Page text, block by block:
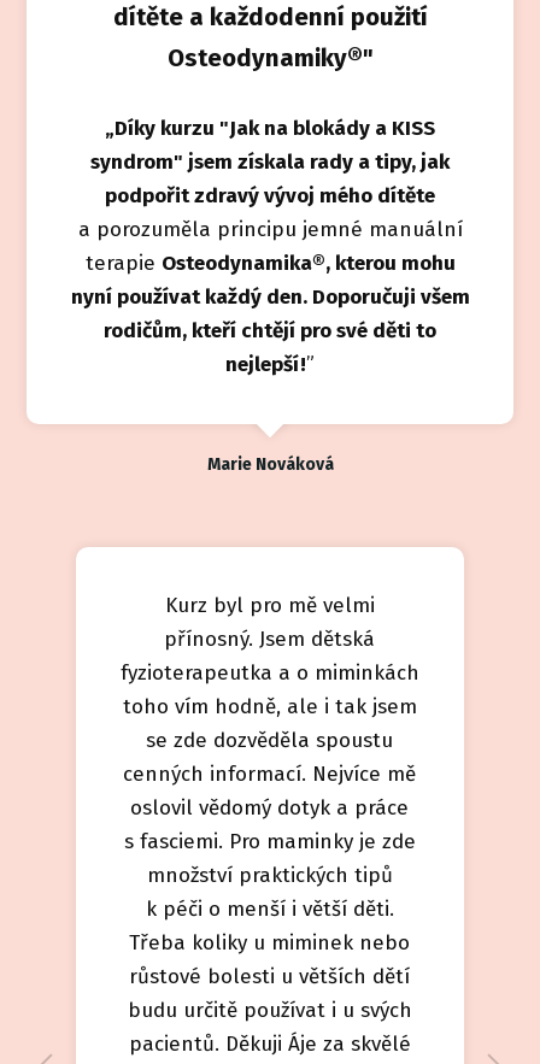
dítěte a každodenní použití
Osteodynamiky®"
„Díky kurzu "Jak na blokády a KISS
syndrom" jsem získala rady a tipy, jak
podpořit zdravý vývoj mého dítěte
a porozuměla principu jemné manuální
terapie Osteodynamika®, kterou mohu
nyní používat každý den. Doporučuji všem
rodičům, kteří chtějí pro své děti to
nejlepší!”
Marie Nováková
Kurz byl pro mě velmi
přínosný. Jsem dětská
fyzioterapeutka a o miminkách
toho vím hodně, ale i tak jsem
se zde dozvěděla spoustu
cenných informací. Nejvíce mě
oslovil vědomý dotyk a práce
s fasciemi. Pro maminky je zde
množství praktických tipů
k péči o menší i větší děti.
Třeba koliky u miminek nebo
růstové bolesti u větších dětí
budu určitě používat i u svých
pacientů. Děkuji Áje za skvělé